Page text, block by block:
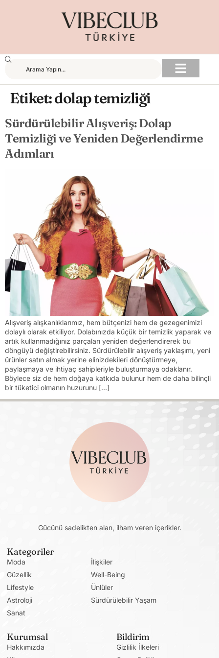
Etiket:dolap temizliği
Sürdürülebilir Alışveriş: Dolap
Temizliği ve Yeniden Değerlendirme
Adımları
Alışveriş alışkanlıklarımız, hem bütçenizi hem de gezegenimizi
dolaylı olarak etkiliyor. Dolabınızda küçük bir temizlik yaparak ve
artık kullanmadığınız parçaları yeniden değerlendirerek bu
döngüyü değiştirebilirsiniz. Sürdürülebilir alışveriş yaklaşımı, yeni
ürünler satın almak yerine elinizdekileri dönüştürmeye,
paylaşmaya ve ihtiyaç sahipleriyle buluşturmaya odaklanır.
Böylece siz de hem doğaya katkıda bulunur hem de daha bilinçli
bir tüketici olmanın huzurunu […]
Gücünü sadelikten alan, ilham veren içerikler.
Kategoriler
Moda
Güzellik
Lifestyle
Astroloji
Sanat
İlişkiler
Well-Being
Ünlüler
Sürdürülebilir Yaşam
Kurumsal
Hakkımızda
Bildirim
Gizlilik İlkeleri